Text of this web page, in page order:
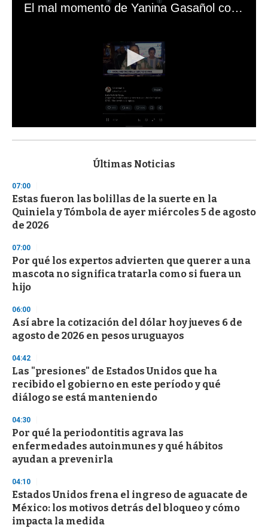
El mal momento de Yanina Gasañol con un hincha argentino en "Subrayado"
s
d
s
o
f
3
s
e
c
o
n
Últimas Noticias
07:00
Estas fueron las bolillas de la suerte en la
Quiniela y Tómbola de ayer miércoles 5 de agosto
de 2026
07:00
Por qué los expertos advierten que querer a una
mascota no significa tratarla como si fuera un
hijo
06:00
Así abre la cotización del dólar hoy jueves 6 de
agosto de 2026 en pesos uruguayos
04:42
Las "presiones" de Estados Unidos que ha
recibido el gobierno en este período y qué
diálogo se está manteniendo
04:30
Por qué la periodontitis agrava las
enfermedades autoinmunes y qué hábitos
ayudan a prevenirla
04:10
Estados Unidos frena el ingreso de aguacate de
México: los motivos detrás del bloqueo y cómo
impacta la medida